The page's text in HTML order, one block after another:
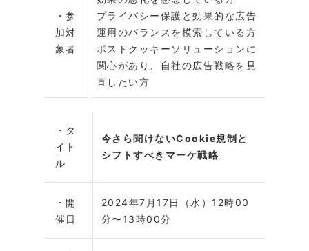
・参
加対
象者
プライバシー保護と効果的な広告
運用のバランスを模索している方
ポストクッキーソリューションに
関心があり、自社の広告戦略を見
直したい方
・タ
イト
ル
今さら聞けないCookie規制と
シフトすべきマーケ戦略
・開
催日
2024年7月17日（水）12時00
分〜13時00分